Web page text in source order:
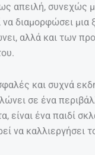
απειλή, συνεχώς
διαμορφώσει μια
αλλά και των
και συχνά
σε ένα
είναι ένα παιδί
να καλλιεργήσει